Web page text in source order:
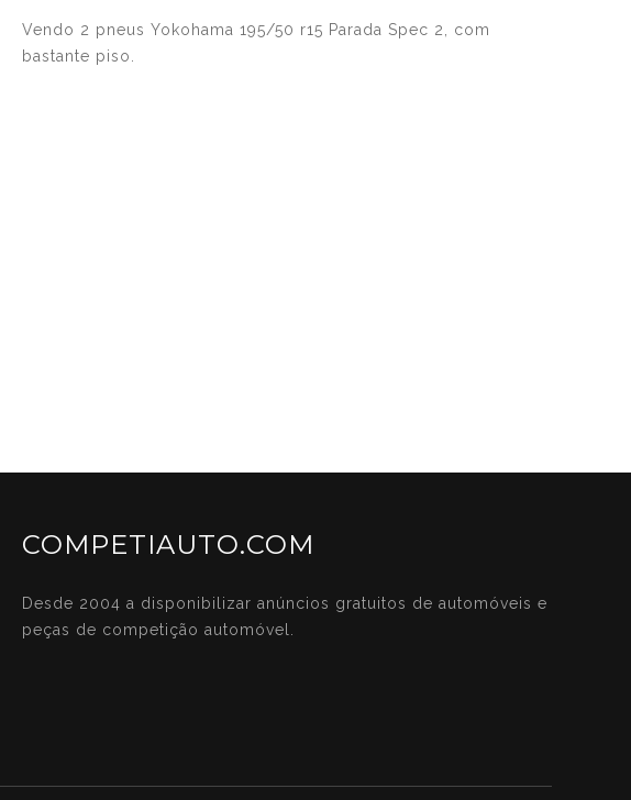
Vendo 2 pneus Yokohama 195/50 r15 Parada Spec 2, com
bastante piso.
COMPETIAUTO.COM
Desde 2004 a disponibilizar anúncios gratuitos de automóveis e
peças de competição automóvel.